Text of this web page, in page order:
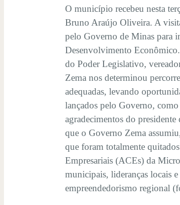
O município recebeu nesta
Bruno Araújo Oliveira. A
pelo Governo de Minas para
Desenvolvimento
do Poder Legislativo,
Zema nos determinou
adequadas, levando
lançados pelo Governo,
agradecimentos do
que o Governo Zema
que foram totalmente
Empresariais (ACEs) da
municipais, lideranças locais
empreendedorismo regional